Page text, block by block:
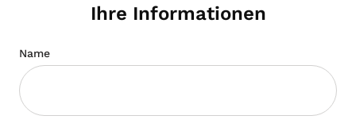
Ihre Informationen
Name